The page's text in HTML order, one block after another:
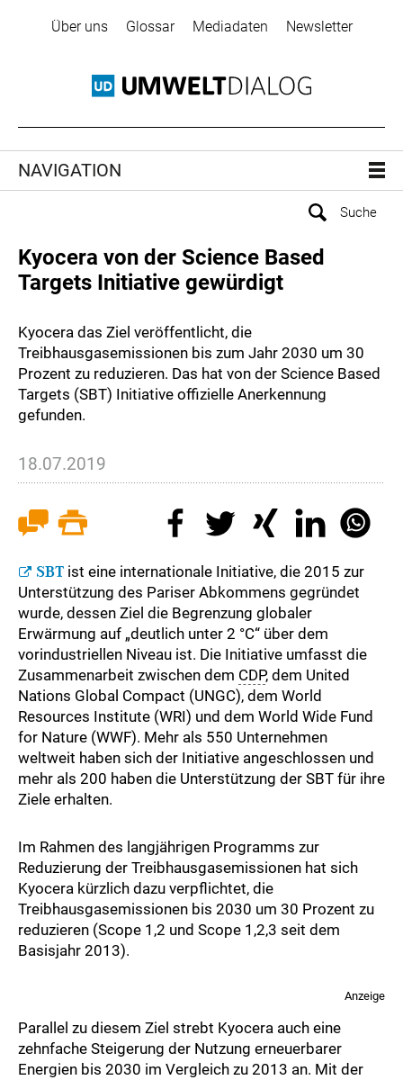
Über uns Glossar Mediadaten Newsletter
NAVIGATION
Kyocera von der Science Based
Targets Initiative gewürdigt
Kyocera das Ziel veröffentlicht, die
Treibhausgasemissionen bis zum Jahr 2030 um 30
Prozent zu reduzieren. Das hat von der Science Based
Targets (SBT) Initiative offizielle Anerkennung
gefunden.
18.07.2019
SBT ist eine internationale Initiative, die 2015 zur
Unterstützung des Pariser Abkommens gegründet
wurde, dessen Ziel die Begrenzung globaler
Erwärmung auf „deutlich unter 2 °C“ über dem
vorindustriellen Niveau ist. Die Initiative umfasst die
Zusammenarbeit zwischen dem CDP, dem United
Nations Global Compact (UNGC), dem World
Resources Institute (WRI) und dem World Wide Fund
for Nature (WWF). Mehr als 550 Unternehmen
weltweit haben sich der Initiative angeschlossen und
mehr als 200 haben die Unterstützung der SBT für ihre
Ziele erhalten.
Im Rahmen des langjährigen Programms zur
Reduzierung der Treibhausgasemissionen hat sich
Kyocera kürzlich dazu verpflichtet, die
Treibhausgasemissionen bis 2030 um 30 Prozent zu
reduzieren (Scope 1,2 und Scope 1,2,3 seit dem
Basisjahr 2013).
Anzeige
Parallel zu diesem Ziel strebt Kyocera auch eine
zehnfache Steigerung der Nutzung erneuerbarer
Energien bis 2030 im Vergleich zu 2013 an. Mit der